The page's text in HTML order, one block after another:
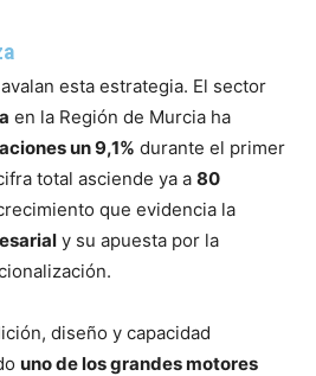
esta estrategia. El sector
en la Región de Murcia ha
un 9,1% durante el primer
total asciende ya a 80
que evidencia la
y su apuesta por la
diseño y capacidad
uno de los grandes motores